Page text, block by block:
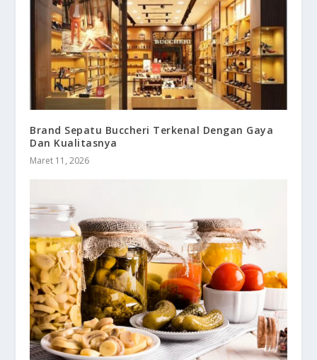
Brand Sepatu Buccheri Terkenal Dengan Gaya
Dan Kualitasnya
Maret 11, 2026